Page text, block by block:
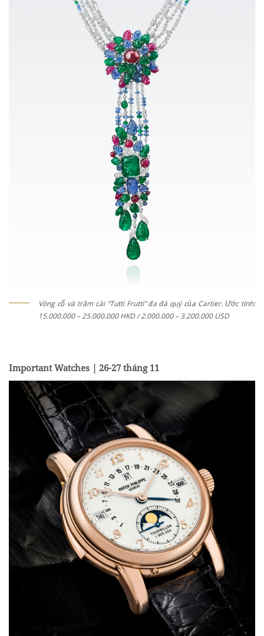
Vòng cổ và trâm cài “Tutti Frutti” đa đá quý của Cartier. Ước tính:
15.000.000 – 25.000.000 HKD / 2.000.000 – 3.200.000 USD
Important Watches | 26-27 tháng 11